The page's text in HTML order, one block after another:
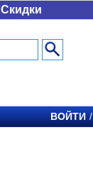
Скидки
ВОЙТИ /